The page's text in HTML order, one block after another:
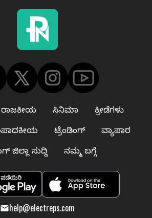
ರಾಜಕೀಯ ಸಿನಿಮಾ
ಕ್ರೀಡೆಗಳು
ಟ್ರೆಂಡಿಂಗ್
ವ್ಯಾಪಾರ
ಜಿಲ್ಲಾ ಸುದ್ದಿ
ನಮ್ಮ ಬಗ್ಗೆ
help@electreps.com